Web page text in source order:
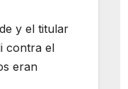
y el titular
contra el
eran